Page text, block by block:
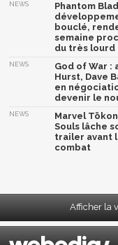
NEWS
Phantom
bouclé,
semaine
du très lourd
NEWS
God of War :
Hurst, Dave
en
devenir le
NEWS
Marvel
Souls lâche
trailer avant
combat
Afficher la